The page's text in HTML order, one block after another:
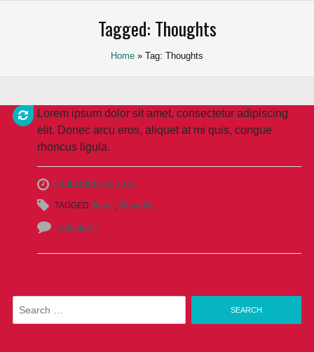
Tagged: Thoughts
Home » Tag: Thoughts
Lorem ipsum dolor sit amet, consectetur adipiscing
elit. Donec arcu eros, aliquet at mi quis, congue
rhoncus ligula.
DICIEMBRE 28, 2013
TAGGED: Ideas, Thoughts
COMMENT